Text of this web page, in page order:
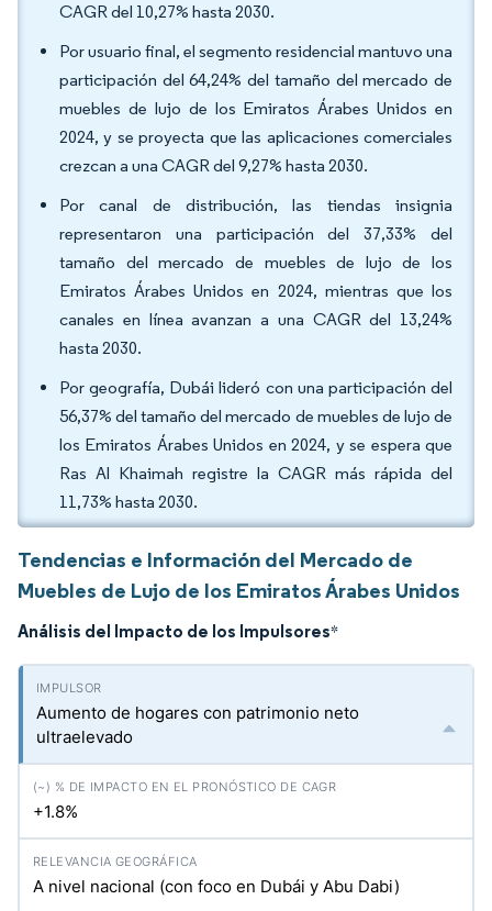
CAGR del 10,27% hasta 2030.
Por usuario final, el segmento residencial mantuvo una
participación del 64,24% del tamaño del mercado de
muebles de lujo de los Emiratos Árabes Unidos en
2024, y se proyecta que las aplicaciones comerciales
crezcan a una CAGR del 9,27% hasta 2030.
Por canal de distribución, las tiendas insignia
representaron una participación del 37,33% del
tamaño del mercado de muebles de lujo de los
Emiratos Árabes Unidos en 2024, mientras que los
canales en línea avanzan a una CAGR del 13,24%
hasta 2030.
Por geografía, Dubái lideró con una participación del
56,37% del tamaño del mercado de muebles de lujo de
los Emiratos Árabes Unidos en 2024, y se espera que
Ras Al Khaimah registre la CAGR más rápida del
11,73% hasta 2030.
Tendencias e Información del Mercado de
Muebles de Lujo de los Emiratos Árabes Unidos
Análisis del Impacto de los Impulsores*
Aumento de hogares con patrimonio neto
ultraelevado
+1.8%
A nivel nacional (con foco en Dubái y Abu Dabi)